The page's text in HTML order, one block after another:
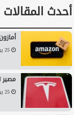
أحدث المقالات
25 يونيو, 2026 9:48 م
مصير
25 يونيو, 2026 8:11 م